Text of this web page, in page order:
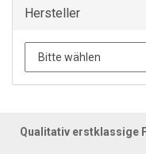
Hersteller
Qualitativ erstklassige